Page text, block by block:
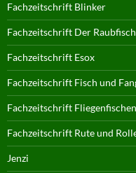
Fachzeitschrift Blinker
Fachzeitschrift Der Raubfisch
Fachzeitschrift Esox
Fachzeitschrift Fisch und
Fachzeitschrift Fliegenfischen
Fachzeitschrift Rute und
Jenzi